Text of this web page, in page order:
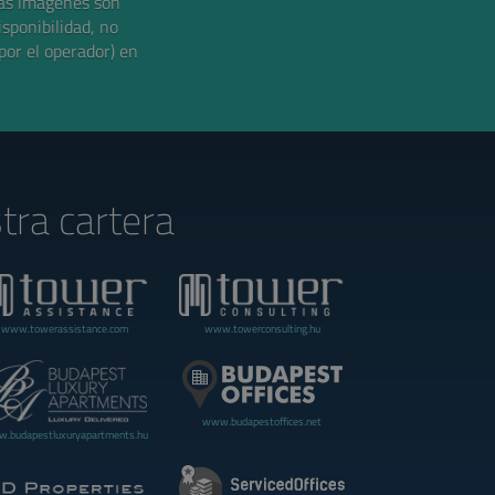
no
el operador) en
cartera
www.towerassistance.com www.towerconsulting.hu
www.budapestoffices.net